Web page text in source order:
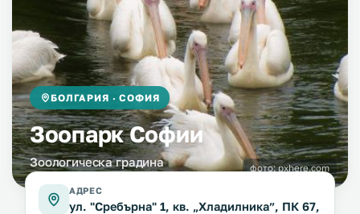
БОЛГАРИЯ · СОФИЯ
Зоопарк Софии
Зоологическа градина фото:pxhere.com
АДРЕС
ул. "Сребърна" 1, кв. „Хладилника”, ПК 67,